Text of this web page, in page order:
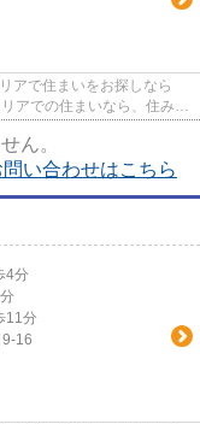
アで住まいをお探しなら
アでの住まいなら、住み心
ん。
い合わせはこちら
4分
11分
9-16